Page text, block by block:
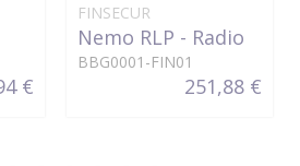
€
FINSECUR
Nemo RLP - Radio
BBG0001-FIN01
251,88 €